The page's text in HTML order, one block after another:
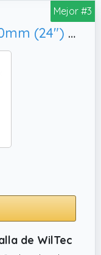
Mejor #3
Cortador de pernos 600mm (24") con cuchilla endurecida de acero al carbono, cizalla pernos
de WilTec